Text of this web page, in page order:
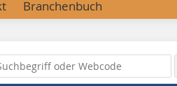
Branchenbuch